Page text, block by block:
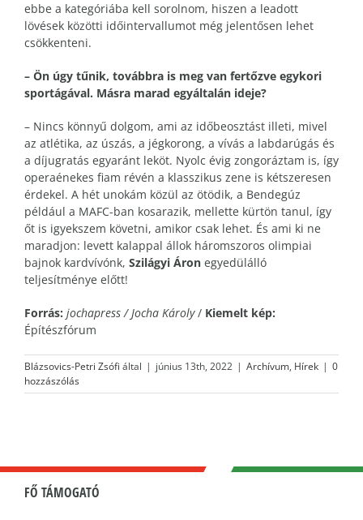
ebbe a kategóriába kell sorolnom, hiszen a leadott
lövések közötti időintervallumot még jelentősen lehet
csökkenteni.
– Ön úgy tűnik, továbbra is meg van fertőzve egykori
sportágával. Másra marad egyáltalán ideje?
– Nincs könnyű dolgom, ami az időbeosztást illeti, mivel
az atlétika, az úszás, a jégkorong, a vívás a labdarúgás és
a díjugratás egyaránt leköt. Nyolc évig zongoráztam is, így
operaénekes fiam révén a klasszikus zene is kétszeresen
érdekel. A hét unokám közül az ötödik, a Bendegúz
például a MAFC-ban kosarazik, mellette kürtön tanul, így
őt is igyekszem követni, amikor csak lehet. És ami ki ne
maradjon: levett kalappal állok háromszoros olimpiai
bajnok kardvívónk, Szilágyi Áron egyedülálló
teljesítménye előtt!
Forrás: jochapress / Jocha Károly/ Kiemelt kép:
Építészfórum
Blázsovics-Petri Zsófi által | június 13th, 2022 | Archívum, Hírek | 0
hozzászólás
FŐ TÁMOGATÓ